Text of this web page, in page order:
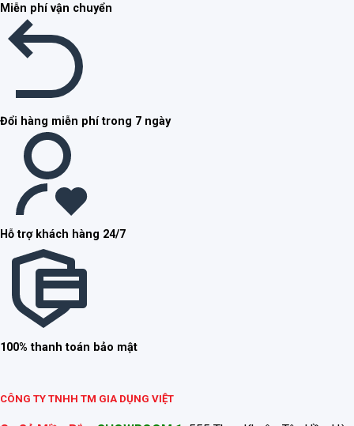
Miễn phí vận chuyển
Đổi hàng miễn phí trong 7 ngày
Hỗ trợ khách hàng 24/7
100% thanh toán bảo mật
CÔNG TY TNHH TM GIA DỤNG VIỆT